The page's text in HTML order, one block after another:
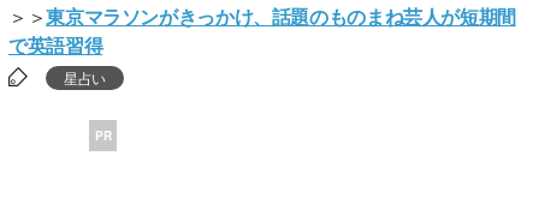
＞＞東京マラソンがきっかけ、話題のものまね芸人が短期間
で英語習得
星占い
PR